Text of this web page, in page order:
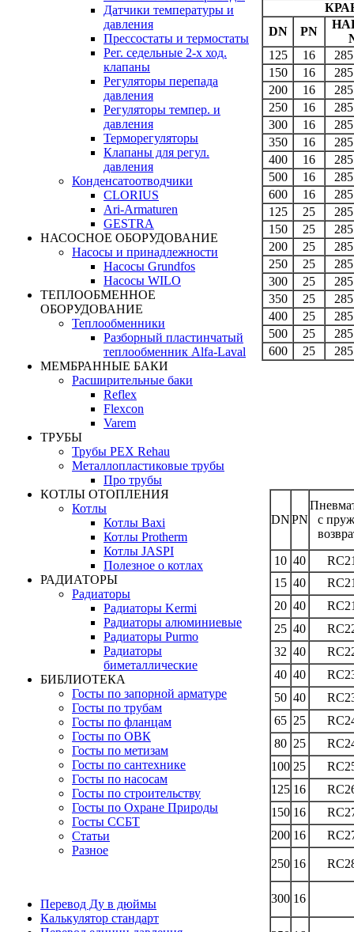
Датчики температуры и
давления
Прессостаты и термостаты
Рег. седельные 2-х ход.
клапаны
Регуляторы перепада
давления
Регуляторы темпер. и
давления
Терморегуляторы
Клапаны для регул.
давления
Конденсатоотводчики
CLORIUS
Ari-Armaturen
GESTRA
НАСОСНОЕ ОБОРУДОВАНИЕ
Насосы и принадлежности
Насосы Grundfos
Насосы WILO
ТЕПЛООБМЕННОЕ
ОБОРУДОВАНИЕ
Теплообменники
Разборный пластинчатый
теплообменник Alfa-Laval
МЕМБРАННЫЕ БАКИ
Расширительные баки
Reflex
Flexcon
Varem
ТРУБЫ
Трубы PEX Rehau
Металлопластиковые трубы
Про трубы
КОТЛЫ ОТОПЛЕНИЯ
Котлы
Котлы Baxi
Котлы Protherm
Котлы JASPI
Полезное о котлах
РАДИАТОРЫ
Радиаторы
Радиаторы Kermi
Радиаторы алюминиевые
Радиаторы Purmo
Радиаторы
биметаллические
БИБЛИОТЕКА
Госты по запорной арматуре
Госты по трубам
Госты по фланцам
Госты по ОВК
Госты по метизам
Госты по сантехнике
Госты по насосам
Госты по строительству
Госты по Охране Природы
Госты ССБТ
Статьи
Разное
Перевод Ду в дюймы
Калькулятор стандарт
DN
PN
125
16
150
16
200
16
250
16
300
16
350
16
400
16
500
16
600
16
125
25
150
25
200
25
250
25
300
25
350
25
400
25
500
25
600
25
DNPN
с
10 40
15 40
20 40
25 40
32 40
40 40
50 40
65 25
80 25
100 25
125 16
150 16
200 16
250 16
300 16